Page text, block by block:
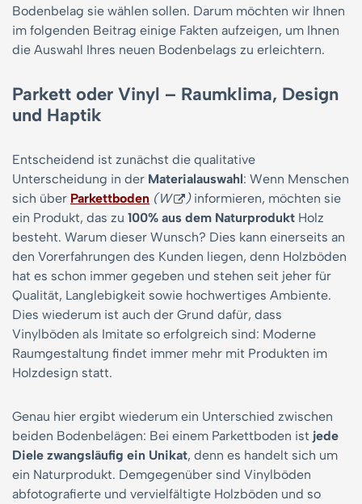
Bodenbelag sie wählen sollen. Darum möchten wir Ihnen
im folgenden Beitrag einige Fakten aufzeigen, um Ihnen
die Auswahl Ihres neuen Bodenbelags zu erleichtern.
Parkett oder Vinyl – Raumklima, Design
und Haptik
Entscheidend ist zunächst die qualitative
Unterscheidung in der Materialauswahl: Wenn Menschen
sich über Parkettboden (W )informieren, möchten sie
ein Produkt, das zu 100% aus dem Naturprodukt Holz
besteht. Warum dieser Wunsch? Dies kann einerseits an
den Vorerfahrungen des Kunden liegen, denn Holzböden
hat es schon immer gegeben und stehen seit jeher für
Qualität, Langlebigkeit sowie hochwertiges Ambiente.
Dies wiederum ist auch der Grund dafür, dass
Vinylböden als Imitate so erfolgreich sind: Moderne
Raumgestaltung findet immer mehr mit Produkten im
Holzdesign statt.
Genau hier ergibt wiederum ein Unterschied zwischen
beiden Bodenbelägen: Bei einem Parkettboden ist jede
Diele zwangsläufig ein Unikat, denn es handelt sich um
ein Naturprodukt. Demgegenüber sind Vinylböden
abfotografierte und vervielfältigte Holzböden und so